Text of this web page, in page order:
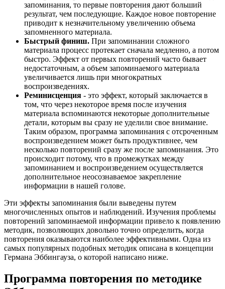
запоминания, то первые повторения дают больший
результат, чем последующие. Каждое новое повторение
приводит к незначительному увеличению объема
запомненного материала.
Быстрый финиш. При запоминании сложного
материала процесс протекает сначала медленно, а потом
быстро. Эффект от первых повторений часто бывает
недостаточным, а объем запоминаемого материала
увеличивается лишь при многократных
воспроизведениях.
Реминисценция - это эффект, который заключается в
том, что через некоторое время после изучения
материала вспоминаются некоторые дополнительные
детали, которым вы сразу не уделили свое внимание.
Таким образом, программа запоминания с отсроченным
воспроизведением может быть продуктивнее, чем
несколько повторений сразу же после запоминания. Это
происходит потому, что в промежутках между
запоминанием и воспроизведением осуществляется
дополнительное неосознаваемое закрепление
информации в нашей голове.
Эти эффекты запоминания были выведены путем
многочисленных опытов и наблюдений. Изучения проблемы
повторений запоминаемой информации привело к появлению
методик, позволяющих довольно точно определить, когда
повторения оказываются наиболее эффективными. Одна из
самых популярных подобных методик описана в концепции
Германа Эббингауза, о которой написано ниже.
Программа повторения по методике